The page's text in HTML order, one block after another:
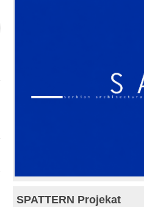
SPATTERN Projekat